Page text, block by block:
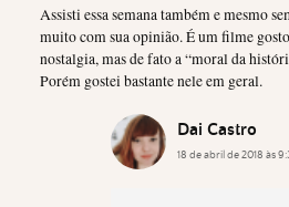
Assisti essa semana também e mesmo
muito com sua opinião. É um filme
nostalgia, mas de fato a “moral da
Porém gostei bastante nele em geral.
Dai Castro
18 de abril de 2018 às